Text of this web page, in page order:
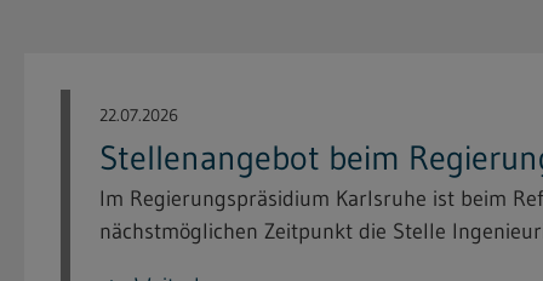
22.07.2026
Stellenangebot beim
Im Regierungspräsidium Karlsruhe ist beim
nächstmöglichen Zeitpunkt die Stelle